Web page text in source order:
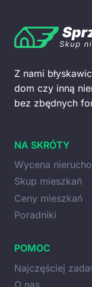
Z nami
dom czy inną
bez zbędnych
NA SKRÓTY
Wycena
Skup mieszkań
Ceny mieszkań
Poradniki
POMOC
Najczęściej